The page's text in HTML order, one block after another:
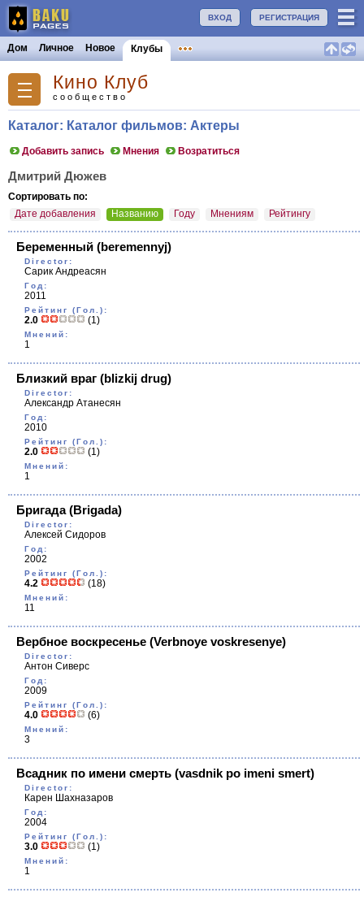
РЕГИСТРАЦИЯ
ВХОД
Дом Личное Новое Клубы
Кино Клуб
сообщество
Каталог: Каталог фильмов: Актеры
Добавить запись Мнения Возратиться
Дмитрий Дюжев
Сортировать по:
Дате добавления
Названию Году Мнениям Рейтингу
Беременный (beremennyj)
Director:
Сарик Андреасян
Год:
2011
Рейтинг (Гол.):
2.0 (1)
Мнений:
1
Близкий враг (blizkij drug)
Director:
Александр Атанесян
Год:
2010
Рейтинг (Гол.):
2.0 (1)
Мнений:
1
Бригада(Brigada)
Director:
Алексей Сидоров
Год:
2002
Рейтинг (Гол.):
4.2 (18)
Мнений:
11
Вербное воскресенье (Verbnoye voskresenye)
Director:
Антон Сиверс
Год:
2009
Рейтинг (Гол.):
4.0 (6)
Мнений:
3
Всадник по имени смерть (vasdnik po imeni smert)
Director:
Карен Шахназаров
Год:
2004
Рейтинг (Гол.):
3.0 (1)
Мнений:
1